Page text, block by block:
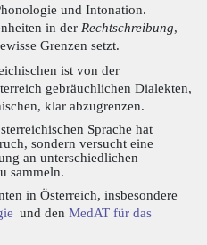
und Intonation.
in der Rechtschreibung,
Grenzen setzt.
ist von der
gebräuchlichen Dialekten,
klar abzugrenzen.
Sprache hat
sondern versucht eine
an unterschiedlichen
sammeln.
in Österreich, insbesondere
und den MedAT für das